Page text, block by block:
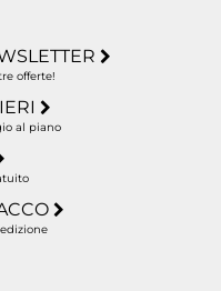
offerte!
al piano